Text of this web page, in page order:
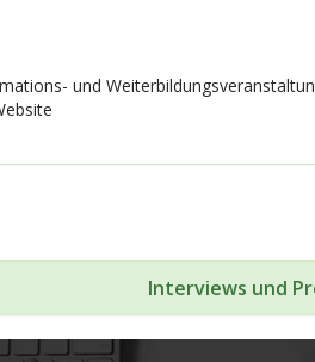
und
Interviews und